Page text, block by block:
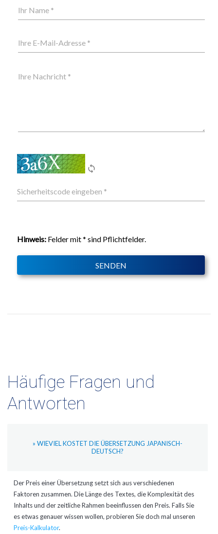
Häufige Fragen und
Antworten
» WIEVIEL KOSTET DIE ÜBERSETZUNG JAPANISCH-
DEUTSCH?
Der Preis einer Übersetzung setzt sich aus verschiedenen
Faktoren zusammen. Die Länge des Textes, die Komplexität des
Inhalts und der zeitliche Rahmen beeinflussen den Preis. Falls Sie
es etwas genauer wissen wollen, probieren Sie doch mal unseren
Preis-Kalkulator.